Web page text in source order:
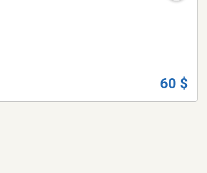
60 $